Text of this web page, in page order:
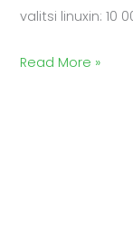
valitsi linuxin: 10
Read More »